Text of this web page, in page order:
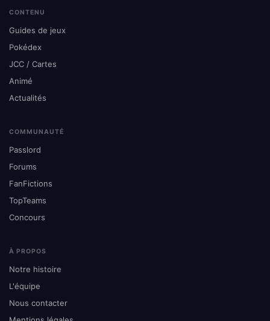
CONTENU
Guides de jeux
Pokédex
JCC / Cartes
Animé
Actualités
COMMUNAUTÉ
Passlord
Forums
FanFictions
TopTeams
Concours
À PROPOS
Notre histoire
L'équipe
Nous contacter